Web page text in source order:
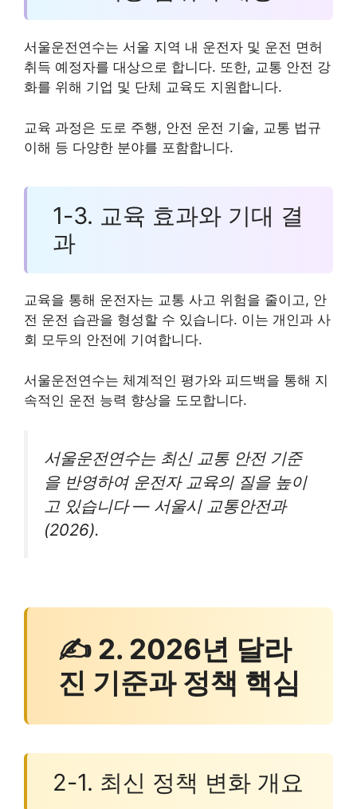
서울운전연수는 서울 지역 내 운전자 및 운전 면허
취득 예정자를 대상으로 합니다. 또한, 교통 안전 강
화를 위해 기업 및 단체 교육도 지원합니다.
교육 과정은 도로 주행, 안전 운전 기술, 교통 법규
이해 등 다양한 분야를 포함합니다.
1-3. 교육 효과와 기대 결
과
교육을 통해 운전자는 교통 사고 위험을 줄이고, 안
전 운전 습관을 형성할 수 있습니다. 이는 개인과 사
회 모두의 안전에 기여합니다.
서울운전연수는 체계적인 평가와 피드백을 통해 지
속적인 운전 능력 향상을 도모합니다.
서울운전연수는 최신 교통 안전 기준
을 반영하여 운전자 교육의 질을 높이
고 있습니다 — 서울시 교통안전과
(2026).
✍ 2. 2026년 달라
진 기준과 정책 핵심
2-1. 최신 정책 변화 개요